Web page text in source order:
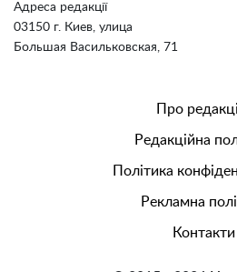
Адреса редакції
03150 г. Киев, улица
Большая Васильковская, 71
Про
Редакційна
Політика
Рекламна
Контакти